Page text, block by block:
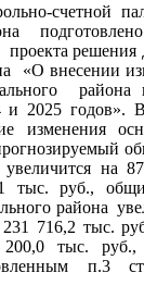
счетной
проекта
«О внесении
и 2025 годов».
изменения
на
тыс. руб.,
района
716,2 тыс.
тыс. руб.,
п.3